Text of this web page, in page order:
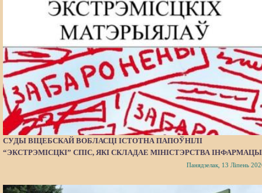
СУДЫ ВІЦЕБСКАЙ ВОБЛАСЦІ ІСТОТНА ПАПОЎНІЛІ
“ЭКСТРЭМІСЦКІ” СПІС, ЯКІ СКЛАДАЕ МІНІСТЭРСТВА
Панядзелак, 13 Ліпень